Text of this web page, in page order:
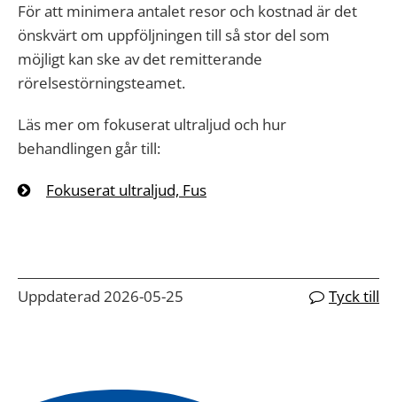
För att minimera antalet resor och kostnad är det
önskvärt om uppföljningen till så stor del som
möjligt kan ske av det remitterande
rörelsestörningsteamet.
Läs mer om fokuserat ultraljud och hur
behandlingen går till:
Fokuserat ultraljud, Fus
Uppdaterad 2026-05-25 Tyck till